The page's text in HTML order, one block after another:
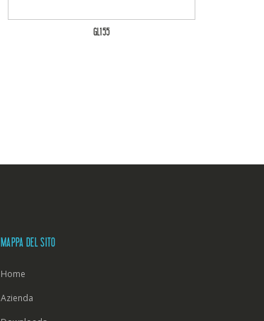
GL155
MAPPA DEL SITO
Home
Azienda